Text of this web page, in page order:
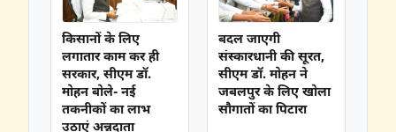
किसानों के लिए
लगातार काम कर ही
सरकार, सीएम डॉ.
मोहन बोले- नई
तकनीकों का लाभ
उठाएं अन्नदाता
बदल जाएगी
संस्कारधानी की सूरत,
सीएम डॉ. मोहन ने
जबलपुर के लिए खोला
सौगातों का पिटारा